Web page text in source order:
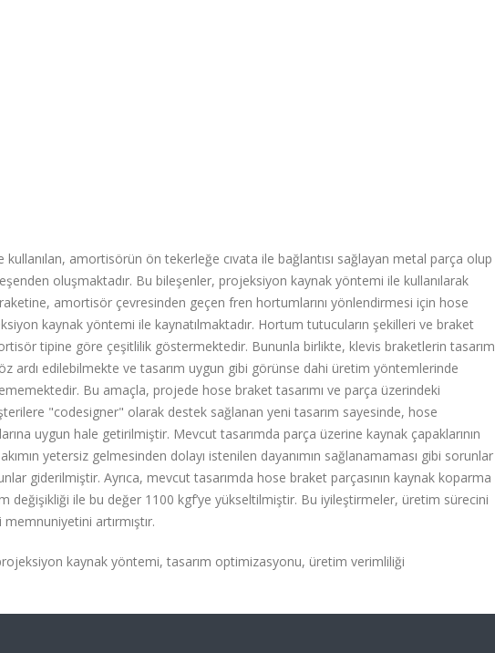
amortisörün ön tekerleğe cıvata ile bağlantısı sağlayan metal parça olup
oluşmaktadır. Bu bileşenler, projeksiyon kaynak yöntemi ile kullanılarak
amortisör çevresinden geçen fren hortumlarını yönlendirmesi için hose
kaynak yöntemi ile kaynatılmaktadır. Hortum tutucuların şekilleri ve braket
tipine göre çeşitlilik göstermektedir. Bununla birlikte, klevis braketlerin tasarım
ardı edilebilmekte ve tasarım uygun gibi görünse dahi üretim yöntemlerinde
Bu amaçla, projede hose braket tasarımı ve parça üzerindeki
"codesigner" olarak destek sağlanan yeni tasarım sayesinde, hose
uygun hale getirilmiştir. Mevcut tasarımda parça üzerine kaynak çapaklarının
yetersiz gelmesinden dolayı istenilen dayanımın sağlanamaması gibi sorunlar
giderilmiştir. Ayrıca, mevcut tasarımda hose braket parçasının kaynak koparma
değişikliği ile bu değer 1100 kgf’ye yükseltilmiştir. Bu iyileştirmeler, üretim sürecini
artırmıştır.
kaynak yöntemi, tasarım optimizasyonu, üretim verimliliği